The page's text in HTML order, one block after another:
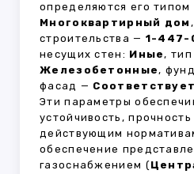
определяются его типом
Многоквартирный дом
строительства — 1-447-
несущих стен: Иные,
Железобетонные,
фасад —
Эти параметры
устойчивость,
действующим
обеспечение
газоснабжением (